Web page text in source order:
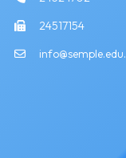
24517154